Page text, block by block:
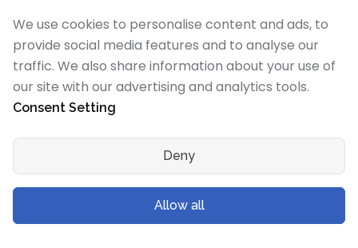
गिगाग्राम को Gamma में बदलें
गिगाग्राम को Dalton में बदलें
गिगाग्राम को Planck mass में बदलें
गिगाग्राम को Electron mass (rest) में बदलें
गिगाग्राम को Muon mass में बदलें
गिगाग्राम को Proton mass में बदलें
गिगाग्राम को Neutron mass में बदलें
गिगाग्राम को Deuteron mass में बदलें
We use cookies to personalise content and ads, to
provide social media features and to analyse our
traffic. We also share information about your use of
our site with our advertising and analytics tools.
Consent Setting
Deny
Allow all